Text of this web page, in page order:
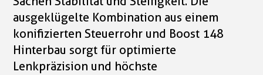
ausgeklügelte Kombination aus einem
konifizierten Steuerrohr und Boost 148
Hinterbau sorgt für optimierte
Lenkpräzision und höchste